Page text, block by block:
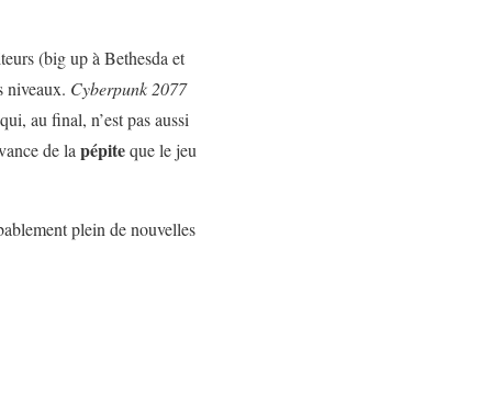
(big up à Bethesda et
niveaux. Cyberpunk 2077
au final, n’est pas aussi
de la pépiteque le jeu
plein de nouvelles